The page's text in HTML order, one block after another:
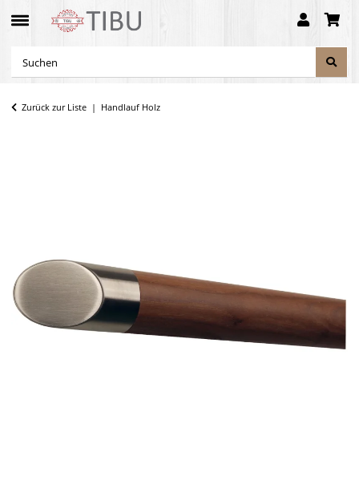
Zurück zur Liste Handlauf Holz